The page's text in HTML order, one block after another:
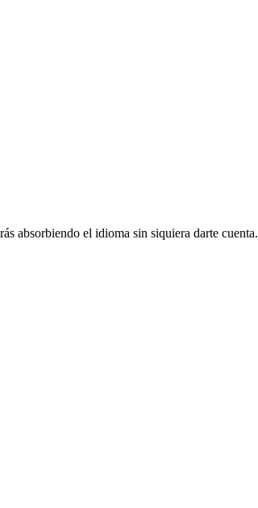
absorbiendo el idioma sin siquiera darte cuenta.